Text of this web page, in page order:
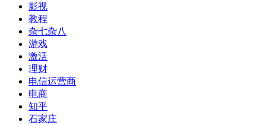
影视
教程
杂七杂八
游戏
激活
理财
电信运营商
电商
知乎
石家庄